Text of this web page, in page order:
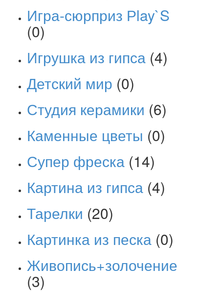
Игра-сюрприз Рlay`S
(0)
Игрушка из гипса (4)
Детский мир (0)
Студия керамики (6)
Каменные цветы (0)
Супер фреска (14)
Картина из гипса (4)
Тарелки (20)
Картинка из песка (0)
Живопись+золочение
(3)